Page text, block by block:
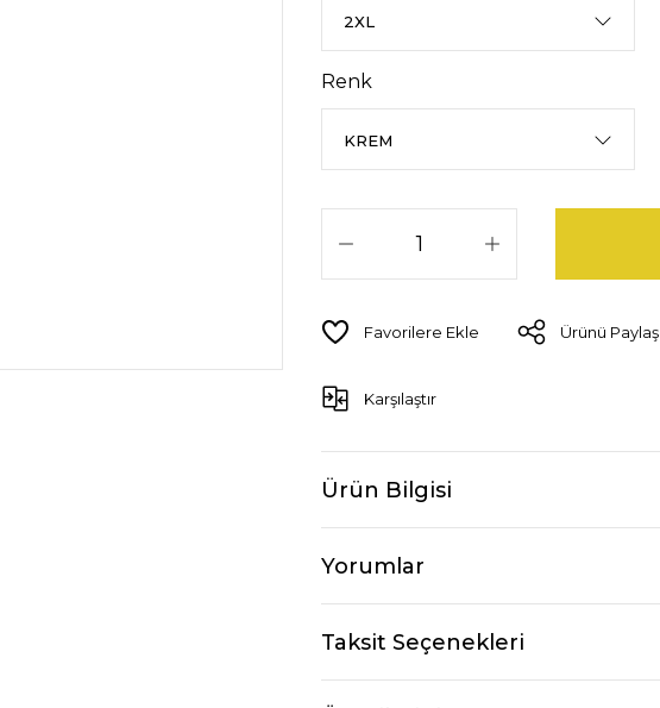
Renk
Ürünü Paylaş
Karşılaştır
Ürün Bilgisi
Yorumlar
Taksit Seçenekleri